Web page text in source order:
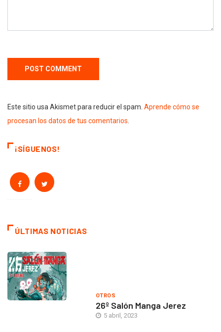
Este sitio usa Akismet para reducir el spam. Aprende cómo se
procesan los datos de tus comentarios
¡SÍGUENOS!
ÚLTIMAS NOTICIAS
OTROS
26º Salón Manga Jerez
5 abril, 2023